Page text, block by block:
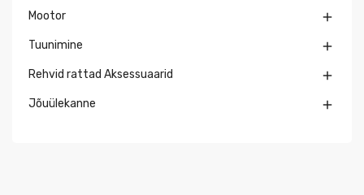
Mootor 
Tuunimine 
Rehvid rattad Aksessuaarid 
Jõuülekanne 